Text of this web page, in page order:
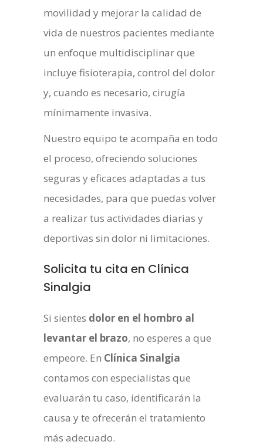
movilidad y mejorar la calidad de
vida de nuestros pacientes mediante
un enfoque multidisciplinar que
incluye fisioterapia, control del dolor
y, cuando es necesario, cirugía
mínimamente invasiva.
Nuestro equipo te acompaña en todo
el proceso, ofreciendo soluciones
seguras y eficaces adaptadas a tus
necesidades, para que puedas volver
a realizar tus actividades diarias y
deportivas sin dolor ni limitaciones.
Solicita tu cita en Clínica
Sinalgia
Si sientes dolor en el hombro al
levantar el brazo, no esperes a que
empeore. En Clínica Sinalgia
contamos con especialistas que
evaluarán tu caso, identificarán la
causa y te ofrecerán el tratamiento
más adecuado.